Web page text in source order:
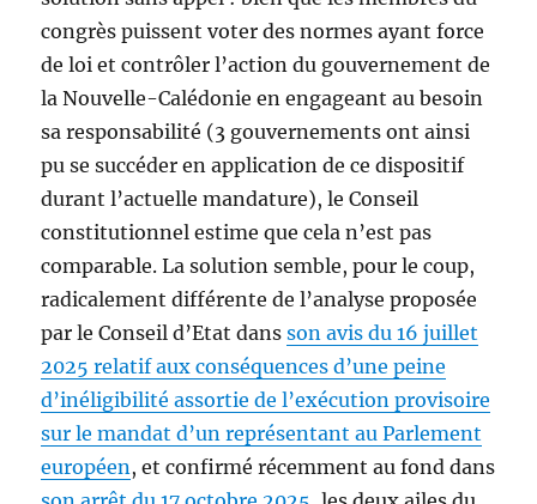
congrès puissent voter des normes ayant force
de loi et contrôler l’action du gouvernement de
la Nouvelle-Calédonie en engageant au besoin
sa responsabilité (3 gouvernements ont ainsi
pu se succéder en application de ce dispositif
durant l’actuelle mandature), le Conseil
constitutionnel estime que cela n’est pas
comparable. La solution semble, pour le coup,
radicalement différente de l’analyse proposée
par le Conseil d’Etat dansson avis du 16 juillet
2025 relatif aux conséquences d’une peine
d’inéligibilité assortie de l’exécution provisoire
sur le mandat d’un représentant au Parlement
européen, et confirmé récemment au fond dans